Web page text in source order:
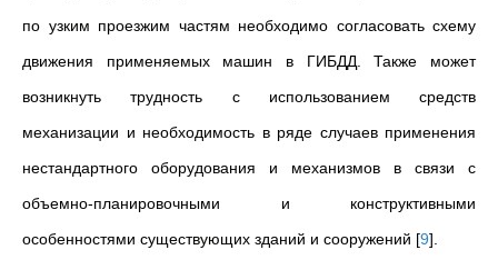
по узким проезжим частям необходимо согласовать схему
движения применяемых машин в ГИБДД. Также может
возникнуть трудность с использованием средств
механизации и необходимость в ряде случаев применения
нестандартного оборудования и механизмов в связи с
объемно-планировочными и конструктивными
особенностями существующих зданий и сооружений [9]